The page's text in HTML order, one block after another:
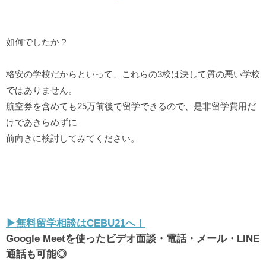
如何でしたか？
格安の学校だからといって、これらの3校は決して質の悪い学校
ではありません。
航空券を含めても25万前後で留学できるので、是非留学費用だ
けであきらめずに
前向きに検討してみてください。
▶︎無料留学相談はCEBU21へ！
Google Meetを使ったビデオ面談・電話・メール・LINE
通話も可能◎